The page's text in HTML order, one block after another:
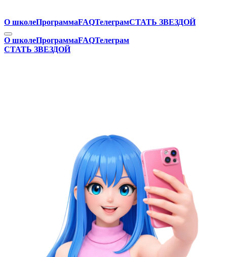
О школеПрограммаFAQТелеграмСТАТЬ ЗВЕЗДОЙ
О школеПрограммаFAQТелеграм
СТАТЬ ЗВЕЗДОЙ